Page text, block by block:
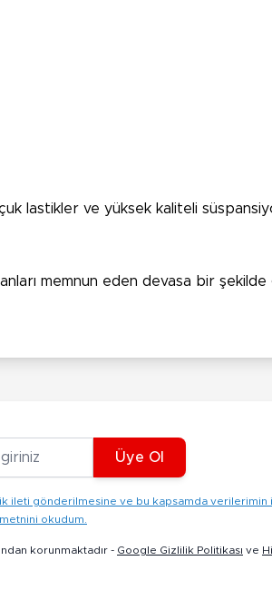
lastikler ve yüksek kaliteli
memnun eden devasa bir şekilde
Üye Ol
ileti gönderilmesine ve bu kapsamda verilerimin
okudum.
korunmaktadır - Google Gizlilik Politikası ve